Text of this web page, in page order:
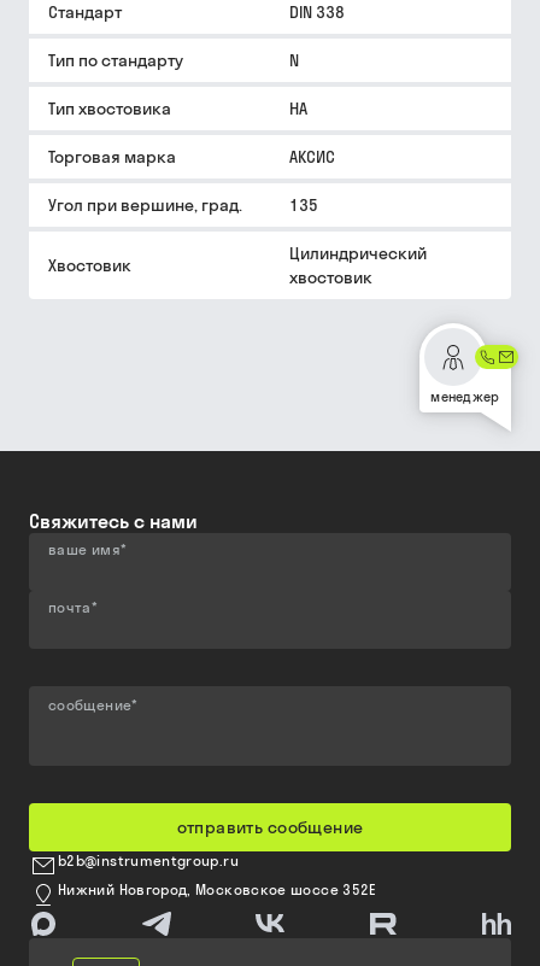
Стандарт DIN 338
Тип по стандарту N
Тип хвостовика HA
Торговая марка АКСИС
Угол при вершине, град. 135
Хвостовик
Цилиндрический
хвостовик
менеджер
Свяжитесь с нами
ваше имя*
почта*
сообщение*
отправить сообщение
b2b@instrumentgroup.ru
Нижний Новгород, Московское шоссе 352Е